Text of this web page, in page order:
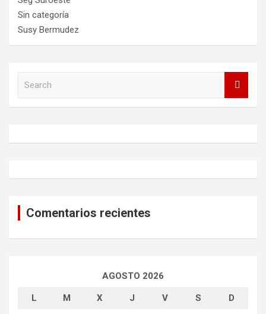
Sin categoría
Susy Bermudez
h
Comentarios recientes
AGOSTO 2026
L M X J V S D